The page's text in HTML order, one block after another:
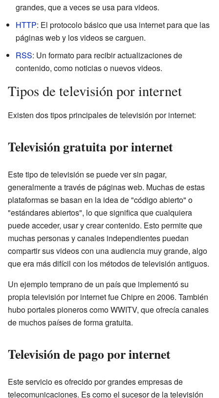
grandes, que a veces se usa para videos.
HTTP: El protocolo básico que usa internet para que las
páginas web y los videos se carguen.
RSS: Un formato para recibir actualizaciones de
contenido, como noticias o nuevos videos.
Tipos de televisión por internet
Existen dos tipos principales de televisión por internet:
Televisión gratuita por internet
Este tipo de televisión se puede ver sin pagar,
generalmente a través de páginas web. Muchas de estas
plataformas se basan en la idea de "código abierto" o
"estándares abiertos", lo que significa que cualquiera
puede acceder, usar y crear contenido. Esto permite que
muchas personas y canales independientes puedan
compartir sus videos con una audiencia muy grande, algo
que era más difícil con los métodos de televisión antiguos.
Un ejemplo temprano de un país que implementó su
propia televisión por internet fue Chipre en 2006. También
hubo portales pioneros como WWITV, que ofrecía canales
de muchos países de forma gratuita.
Televisión de pago por internet
Este servicio es ofrecido por grandes empresas de
telecomunicaciones. Es como el sucesor de la televisión